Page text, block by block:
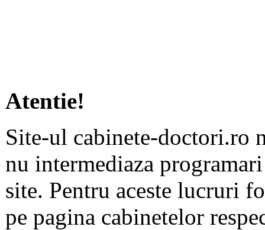
Atentie!
Site-ul cabinete-doctori.ro
nu intermediaza
site. Pentru aceste lucruri
pe pagina cabinetelor